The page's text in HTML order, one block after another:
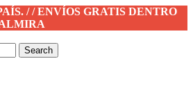
/ / ENVÍOS GRATIS DENTRO
Search